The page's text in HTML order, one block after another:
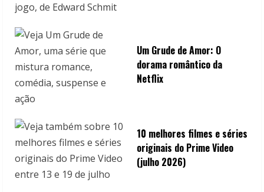
Um Grude de Amor: O
dorama romântico da
Netflix
10 melhores filmes e séries
originais do Prime Video
(julho 2026)